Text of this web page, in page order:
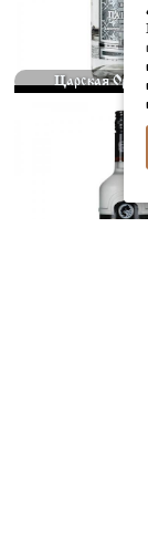
Царская
1750
РУССКИЙ
ПРЕМИУМ-
СОЧЕТАЮТСЯ
НОТЫ С
ПРОХОДИТ...